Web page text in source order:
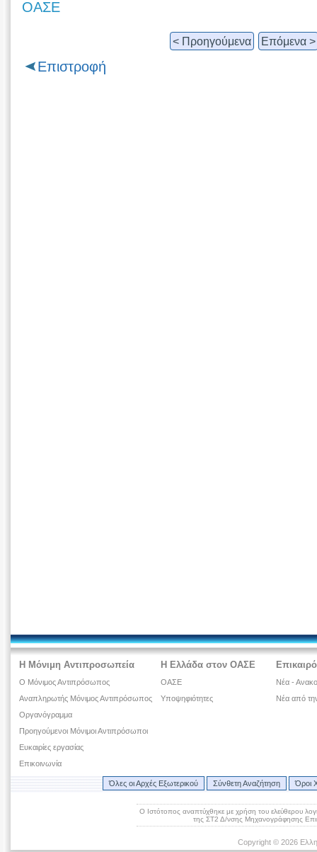
ΟΑΣΕ
< Προηγούμενα Επόμενα >
Επιστροφή
Η Μόνιμη Αντιπροσωπεία
Ο Μόνιμος Αντιπρόσωπος
Αναπληρωτής Μόνιμος Αντιπρόσωπος
Οργανόγραμμα
Προηγούμενοι Μόνιμοι Αντιπρόσωποι
Ευκαιρίες εργασίας
Επικοινωνία
Η Ελλάδα στον ΟΑΣΕ
ΟΑΣΕ
Υποψηφιότητες
Νέα -
Νέα από
Όλες οι Αρχές Εξωτερικού Σύνθετη Αναζήτηση Όροι
Ο Ιστότοπος αναπτύχθηκε με χρήση του ελεύθερου
της ΣΤ2 Δ/νσης Μηχανογράφησης
Copyright © 2026